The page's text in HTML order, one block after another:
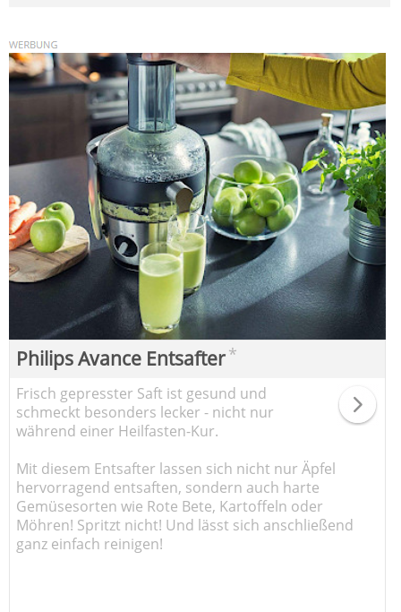
Philips Avance Entsafter*
Frisch gepresster Saft ist gesund und
schmeckt besonders lecker - nicht nur
während einer Heilfasten-Kur.
Mit diesem Entsafter lassen sich nicht nur Äpfel
hervorragend entsaften, sondern auch harte
Gemüsesorten wie Rote Bete, Kartoffeln oder
Möhren! Spritzt nicht! Und lässt sich anschließend
ganz einfach reinigen!